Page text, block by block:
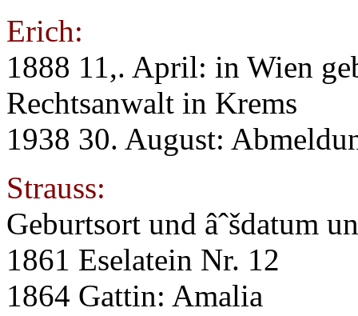
Erich:
1888 11,. April: in Wien
Rechtsanwalt in Krems
1938 30. August:
Strauss:
Geburtsort und âˆšdatum
1861 Eselatein Nr. 12
1864 Gattin: Amalia